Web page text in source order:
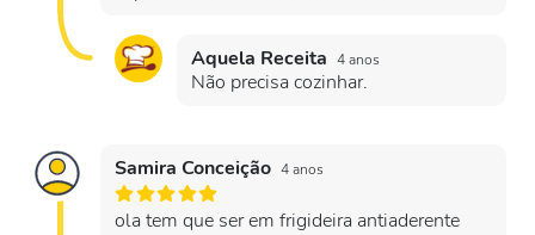
Aquela Receita 4 anos
Não precisa cozinhar.
Samira Conceição 4 anos
ola tem que ser em frigideira antiaderente